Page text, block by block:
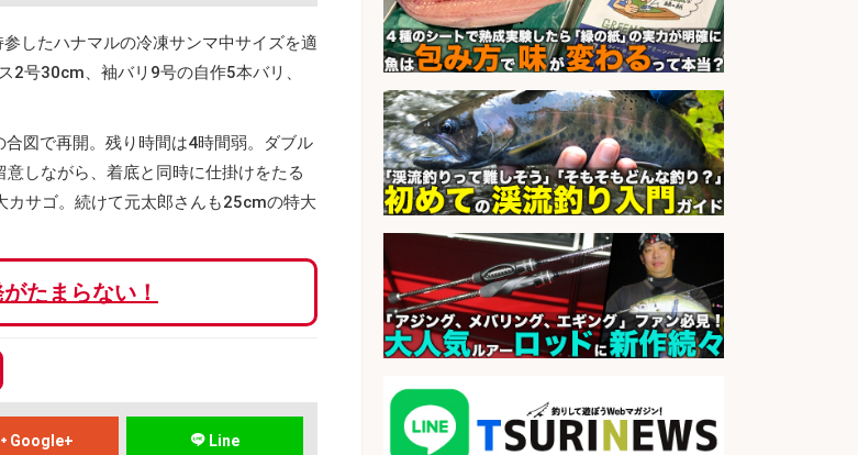
したハナマルの冷凍サンマ中サイズを適
2号30cm、袖バリ9号の自作5本バリ、
図で再開。残り時間は4時間弱。ダブル
しながら、着底と同時に仕掛けをたる
サゴ。続けて元太郎さんも25cmの特大
たまらない！
Google+ Line